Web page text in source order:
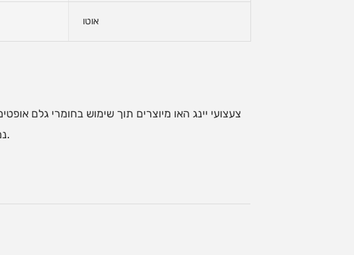
אוטו
צעצועי יינג האו מיוצרים תוך שימוש בחומרי גלם
נמצאים בשימוש נרחב בתעשיות רבות. יינג האו צעצועים גאים בכך שהיא מצוידת בצוות שירות מקצועי וידידותי.